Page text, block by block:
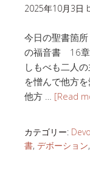
2025年10月3日
今日の聖書箇
の福音書 16章
しもべも二人
を憎んで他方
他方 … [Read
カテゴリー:
書, デボーション,